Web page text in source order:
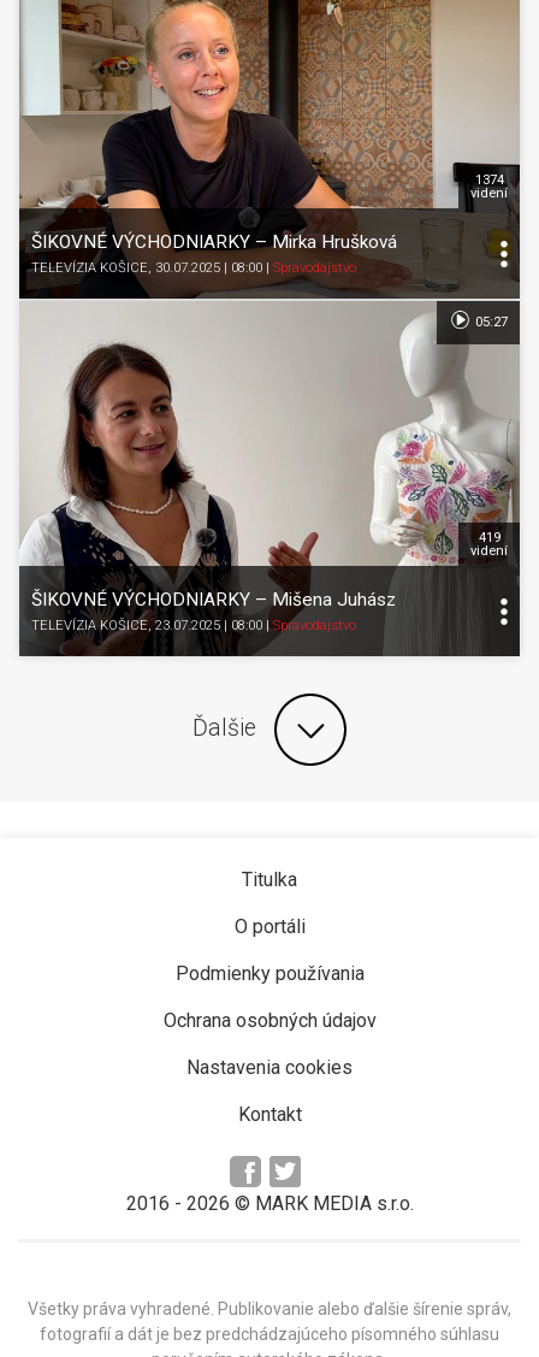
ŠIKOVNÉ VÝCHODNIARKY – Mirka Hrušková
TELEVÍZIA KOŠICE, 30.07.2025 | 08:00 Spravodajstvo
1374
videní
ŠIKOVNÉ VÝCHODNIARKY – Mišena Juhász
TELEVÍZIA KOŠICE, 23.07.2025 | 08:00 |Spravodajstvo
419
videní
05:27
Ďalšie
Titulka
O portáli
Podmienky používania
Ochrana osobných údajov
Nastavenia cookies
Kontakt
2016 - 2026 © MARK MEDIA s.r.o.
Všetky práva vyhradené. Publikovanie alebo ďalšie šírenie správ,
fotografií a dát je bez predchádzajúceho písomného súhlasu